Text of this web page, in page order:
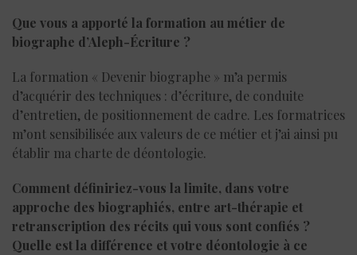
Que vous a apporté la formation au métier de
biographe d’Aleph-Écriture ?
La formation « Devenir biographe » m’a permis
d’acquérir des techniques : d’écriture, de conduite
d’entretien, de positionnement de cadre. Les formatrices
m’ont sensibilisée aux valeurs de ce métier et j’ai ainsi pu
établir ma charte de déontologie.
Comment définiriez-vous la limite, dans votre
approche des biographiés, entre art-thérapie et
retranscription des récits qui vous sont confiés ?
Quelle est la différence et votre déontologie à ce